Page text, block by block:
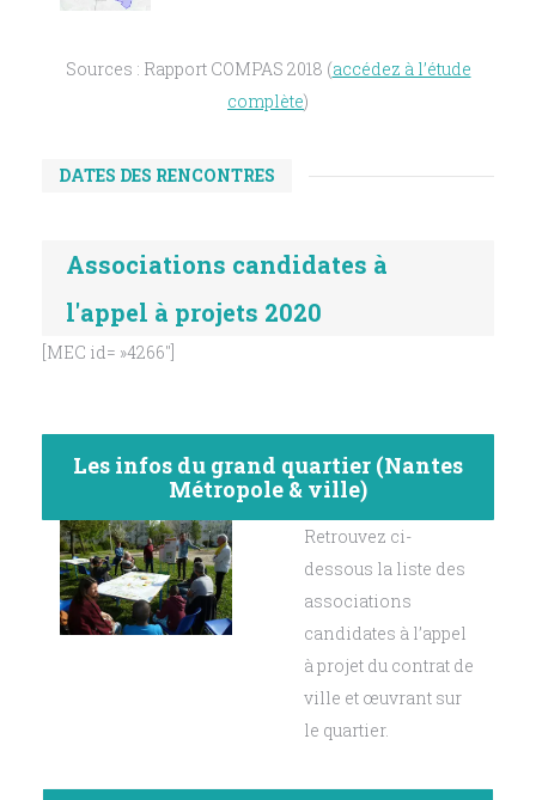
Sources : Rapport COMPAS 2018 (accédez à l’étude
complète)
DATES DES RENCONTRES
Associations candidates à
l'appel à projets 2020
[MEC id= »4266″]
Les infos du grand quartier (Nantes
Métropole & ville)
Retrouvez ci-
dessous la liste des
associations
candidates à l’appel
à projet du contrat de
ville et œuvrant sur
le quartier.